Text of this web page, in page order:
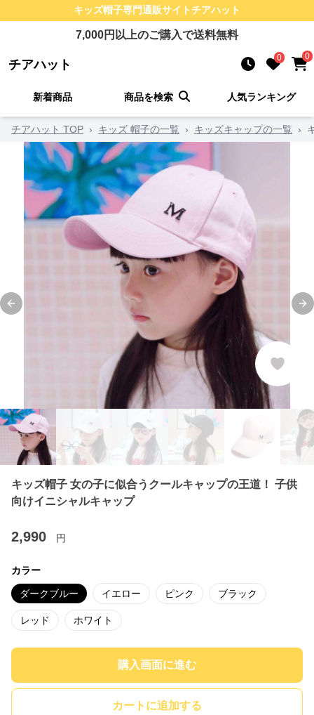
キッズ帽子専門通販サイトチアハット
7,000円以上のご購入で送料無料
チアハット 0 0
新着商品 商品を検索 人気ランキング
チアハット TOP › キッズ 帽子の一覧 › キッズキャップの一覧 ›
Previous slide
キッズ帽子 女の子に似合うクールキャップの王道！ 子供
向けイニシャルキャップ
2,990 円
カラー
ダークブルー イエロー ピンク ブラック
レッド ホワイト
購入画面に進む
カートに追加する